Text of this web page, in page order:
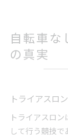
自転車な
の真実
トライアスロ
トライアスロ
して行う競技